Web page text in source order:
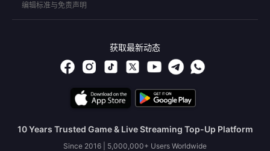
编辑标准与免责声明
获取最新动态
10 Years Trusted Game & Live Streaming Top-Up Platform
Since 2016 | 5,000,000+ Users Worldwide